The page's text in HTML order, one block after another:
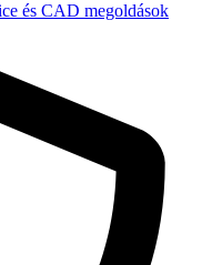
és CAD megoldások